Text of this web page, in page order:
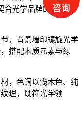
光学品牌的展示空
，背景墙印螺旋光学
搭配木质元素与绿
，色调以浅木色、纯
理，既符光学领